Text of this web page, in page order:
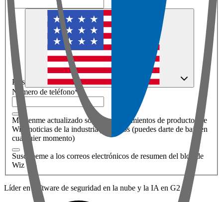
País
Número de teléfono*
Mantenme actualizado sobre los lanzamientos de productos de
Wiz, noticias de la industria y eventos (puedes darte de baja en
cualquier momento)
Suscríbeme a los correos electrónicos de resumen del blog de
Wiz
Líder en software de seguridad en la nube y la IA en G2